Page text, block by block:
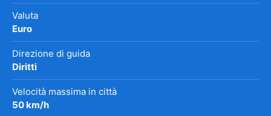
Valuta
Euro
Direzione di guida
Diritti
Velocità massima in città
50 km/h